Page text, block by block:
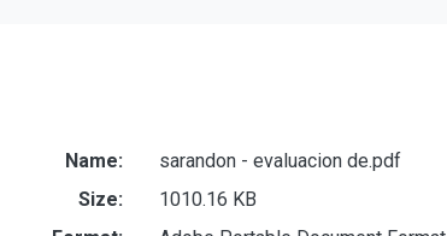
Name:
sarandon - evaluacion de.pdf
Size:
1010.16 KB